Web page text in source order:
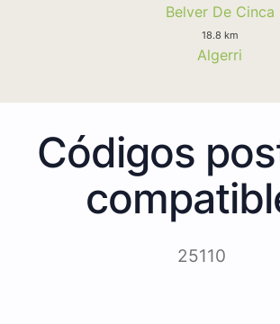
Belver De Cinca
18.8 km
Algerri
Códigos
25110